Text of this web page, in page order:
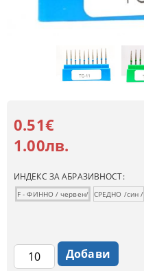
0.51€
1.00лв.
ИНДЕКС ЗА АБРАЗИВНОСТ:
F - ФИННО / червен/ СРЕДНО /син /